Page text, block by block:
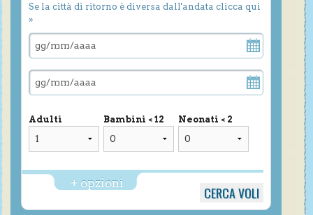
Se la città di ritorno è diversa dall'andata clicca qui
»
Adulti Bambini < 12 Neonati < 2
+ opzioni